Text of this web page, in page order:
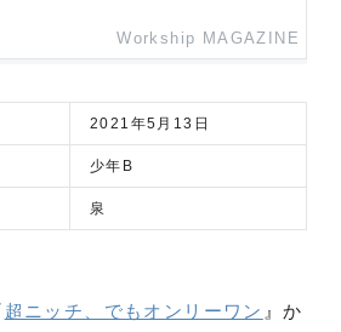
Workship MAGAZINE
2021年5月13日
少年B
泉
超ニッチ、でもオンリーワン 』か